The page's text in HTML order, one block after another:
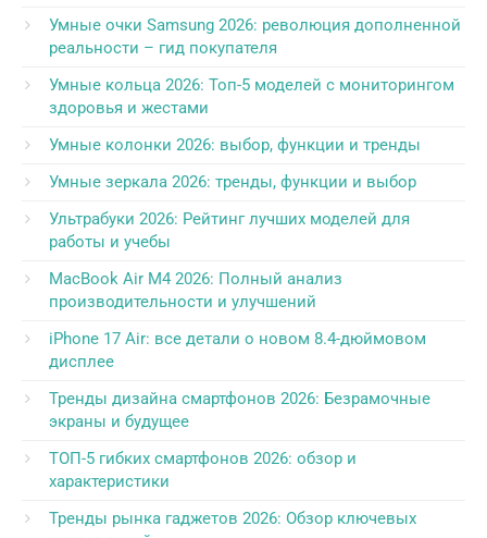
Умные очки Samsung 2026: революция дополненной
реальности – гид покупателя
Умные кольца 2026: Топ-5 моделей с мониторингом
здоровья и жестами
Умные колонки 2026: выбор, функции и тренды
Умные зеркала 2026: тренды, функции и выбор
Ультрабуки 2026: Рейтинг лучших моделей для
работы и учебы
MacBook Air M4 2026: Полный анализ
производительности и улучшений
iPhone 17 Air: все детали о новом 8.4-дюймовом
дисплее
Тренды дизайна смартфонов 2026: Безрамочные
экраны и будущее
ТОП-5 гибких смартфонов 2026: обзор и
характеристики
Тренды рынка гаджетов 2026: Обзор ключевых